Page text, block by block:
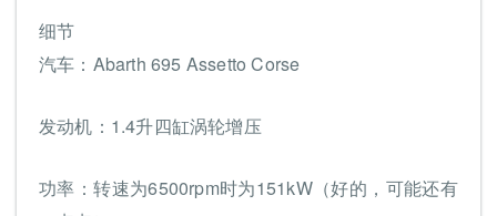
细节
汽车：Abarth 695 Assetto Corse
发动机：1.4升四缸涡轮增压
功率：转速为6500rpm时为151kW（好的，可能还有